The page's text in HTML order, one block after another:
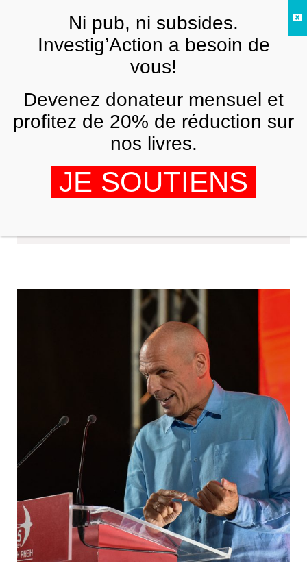
Yanis Varoufakis
FRNi pub, ni subsides.
Investig’Action a besoin de
vous!
Devenez donateur mensuel et
profitez de 20% de réduction sur
nos livres.
JE SOUTIENS